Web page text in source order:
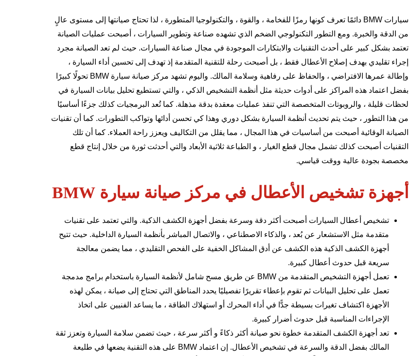
سيارات BMW دائمًا تعرف كونها رمزًا للفخامة ، والقوة ، والتكنولوجيا المتطورة ، لذا تحتاج صيانتها إلى مستوى عالٍ
من الدقة والخبرة. ومع التطور التكنولوجي الضخم الذي تشهده صناعة وتطوير السيارات ، أصبحت عمليات الصيانة
تعتمد بشكل كبير على أحدث التقنيات والابتكارات الموجودة في مجال صناعة السيارات. حيث لم تعد الصيانة مجرد
إجراء تقليدي بهدف إصلاح الأعطال فقط ، بل أصبحت رحلة للتقنية المتقدمة إذ تهدف إلى تحسين أداء السيارة ،
وإطالة عمرها الافتراضي ، والحفاظ على رفاهية وسلامة المالك. واليوم تشهد مركز صيانة سيارة BMW
تحولًا كبيرًا
بفضل اعتماد هذه المراكز على أدوات حديثة مثل أنظمة التشخيص الذكي ، والتي تستطيع تحليل بيانات السيارة في
لحظات قليلة ، والروبوتات المتخصصة التي تنفذ عمليات معقدة بدقة مذهلة. كما تُعد البرمجيات كذلك جزءًا أساسيًا
من هذا التطور ، حيث يتم تحديث أنظمة السيارة بشكل دوري وهذا كي تحسن أدائها وتواكب التطورات. كما أن تقنيات
الصيانة الوقائية أصبحت من أساسيات في هذا المجال ، مما يقلل من التكاليف ويعزز راحة العملاء. كما أن تلك
التقنيات أصبحت كذلك تشمل مجال قطع الغيار ، و الطباعة ثلاثية الأبعاد والتي أحدثت ثورة من خلال إنتاج قطع
مخصصة بجودة عالية ووقت قياسي.
أجهزة تشخيص الأعطال في مركز صيانة سيارة BMW
تشخيص أعطال السيارات أصبحت أكثر دقة وسرعة بفضل أجهزة الكشف الذكية. والتي تعتمد على تقنيات
متقدمة مثل الاستشعار عن بُعد ، والذكاء الاصطناعي ، والاتصال المباشر بأنظمة السيارة الداخلية. حيث تتيح
أجهزة الكشف الذكية هذه الكشف عن أدق المشاكل الخفية على الفحص التقليدي ، مما يضمن معالجة
سريعة قبل حدوث أعطال كبيرة.
تعمل أجهزة التشخيص المتقدمة من BMW عن طريق مسح شامل لأنظمة السيارة باستخدام برامج مدمجة
تعمل على تحليل البيانات ثم تقوم بإعطاء تقريرًا تفصيليًا يحدد المناطق التي تحتاج إلى صيانة ، يمكن لهذه
الأجهزة اكتشاف تغيرات بسيطة جدًّا في أداء المحرك أو استهلاك الطاقة ، ما يساعد الفنيين على اتخاذ
الإجراءات المناسبة قبل حدوث أضرار كبيرة.
تعد أجهزة الكشف المتقدمة خطوة نحو صيانة أكثر ذكاءً و أكثر سرعة ، حيث تضمن سلامة السيارة وتعزز ثقة
المالك بفضل الدقة والسرعة في تشخيص الأعطال
. إن اعتماد BMW على هذه التقنية يضعها في طليعة